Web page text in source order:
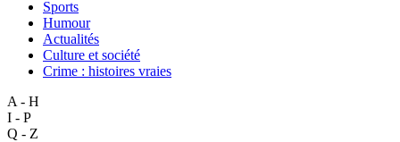
Sports
Humour
Actualités
Culture et société
Crime : histoires vraies
A - H
I - P
Q - Z